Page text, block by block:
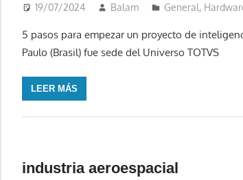
19/07/2024 Balam General,
5 pasos para empezar un proyecto de
Paulo (Brasil) fue sede del Universo TOTVS
LEER MÁS
industria aeroespacial